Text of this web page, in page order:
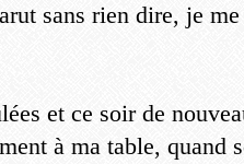
sans rien dire, je me
et ce soir de
à ma table, quand